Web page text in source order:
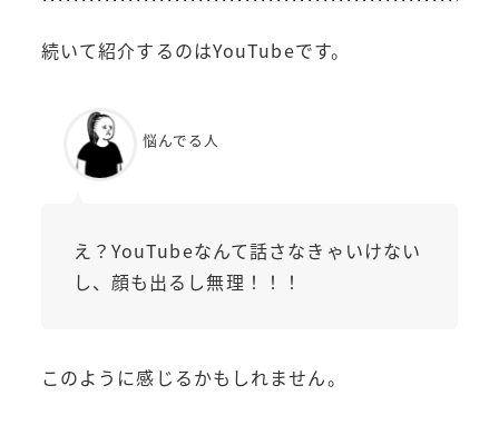
続いて紹介するのはYouTubeです。
悩んでる人
え？YouTubeなんて話さなきゃいけない
し、顔も出るし無理！！！
このように感じるかもしれません。